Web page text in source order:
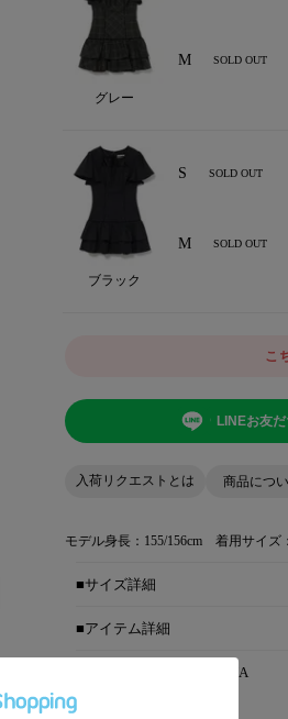
グレー
M SOLD OUT
ブラック
S SOLD OUT
M SOLD OUT
こ
LINEお友
入荷リクエストとは 商品につ
モデル身長：155/156cm 着用サイズ
■サイズ詳細
■アイテム詳細
MADE IN CHINA